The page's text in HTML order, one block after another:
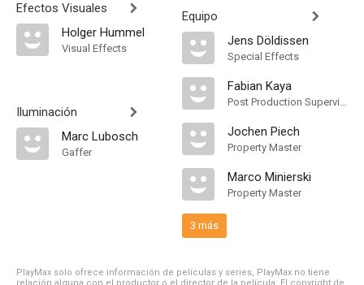
Efectos Visuales
Holger Hummel
Visual Effects
Iluminación
Marc Lubosch
Gaffer
Equipo
Jens Döldissen
Special Effects
Fabian Kaya
Post Production Supervisor
Jochen Piech
Property Master
Marco Minierski
Property Master
3 más
PlayMax solo ofrece información de películas y series, PlayMax no tiene